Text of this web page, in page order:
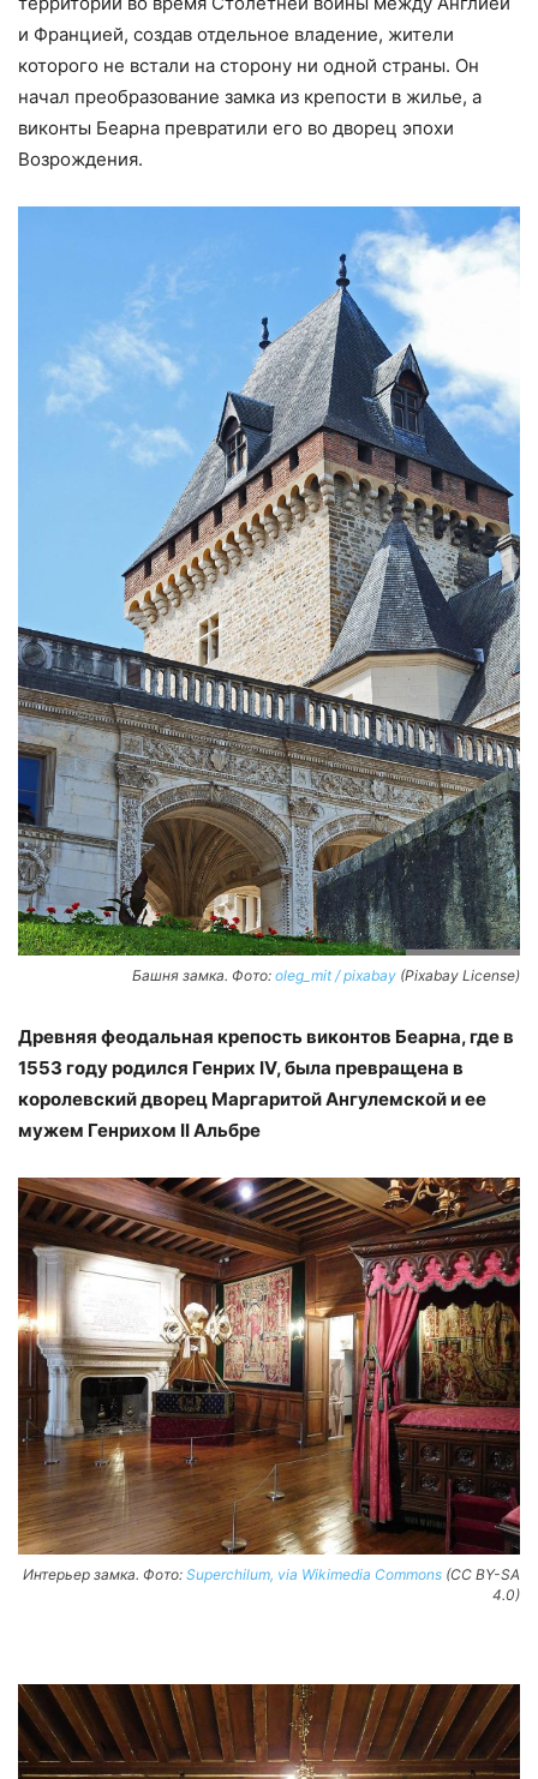
и Францией, создав отдельное владение, жители
которого не встали на сторону ни одной страны. Он
начал преобразование замка из крепости в жилье, а
виконты Беарна превратили его во дворец эпохи
Возрождения.
Башня замка. Фото: oleg_mit / pixabay (Pixabay License)
Древняя феодальная крепость виконтов Беарна, где в
1553 году родился Генрих IV, была превращена в
королевский дворец Маргаритой Ангулемской и ее
мужем Генрихом II Альбре
Интерьер замка. Фото: Superchilum, via Wikimedia Commons (CC BY-SA
4.0)